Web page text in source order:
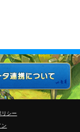
シー